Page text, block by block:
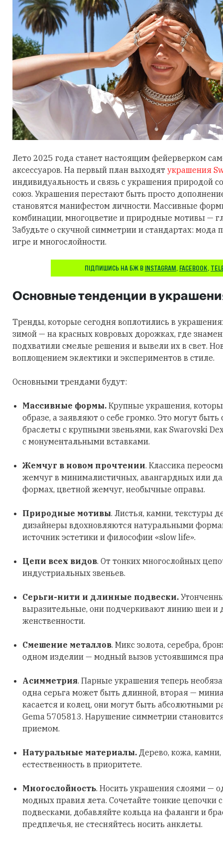
Лето 2025 года станет настоящим фейерверком
аксессуаров. На первый план выходят украшения
индивидуальность и связь с украшения природой
союз. Украшения перестают быть просто
становятся манифестом личности. Массивные
комбинации, многоцветие и природные мотивы —
Забудьте о скучной симметрии и стандартах: мода
игре и многослойности.
ПІДПИШИСЬ НА БЖ В INSTAGRAM, FACEBOOK,
Основные тенденции в
Тренды, которые сегодня воплотились в
зимой — на красных ковровых дорожках, где
подхватили смелые решения и вывели их в свет.
воплощением эклектики и экспериментов в стиле.
Основными трендами будут:
Массивные формы. Крупные украшения,
образе, а заявляют о себе громко. Это могут быть
браслеты с крупными звеньями, как Swarovski
с монументальными вставками.
Жемчуг в новом прочтении. Классика
жемчуг в минималистичных, авангардных или
формах, цветной жемчуг, необычные оправы.
Природные мотивы. Листья, камни, текстуры
дизайнеры вдохновляются натуральными
источник эстетики и философии «slow life».
Цепи всех видов. От тонких многослойных
индустриальных звеньев.
Серьги-нити и длинные подвески.
выразительные, они подчеркивают линию шеи и
женственности.
Смешение металлов. Микс золота, серебра,
одном изделии — модный вызов устоявшимся
Асимметрия. Парные украшения теперь
одна серьга может быть длинной, вторая —
касается и колец, они могут быть абсолютными
Gema 5705813. Нарушение симметрии
приемом.
Натуральные материалы. Дерево, кожа,
естественность в приоритете.
Многослойность. Носить украшения слоями —
модных правил лета. Сочетайте тонкие цепочки
подвесками, добавляйте кольца на фаланги и
предплечья, не стесняйтесь носить анклеты.